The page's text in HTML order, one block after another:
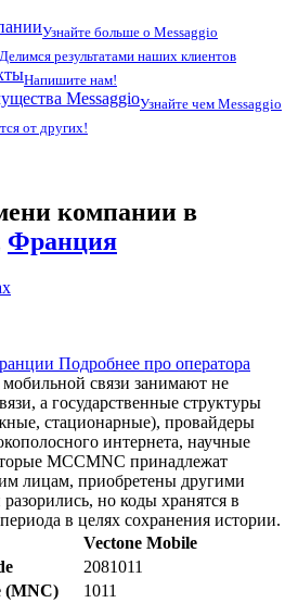
Узнайте больше о Messaggio
Делимся результатами наших клиентов
Напишите нам!
MessaggioУзнайте чем Messaggio
от других!
компании в
Франция
Подробнее про оператора
мобильной связи занимают не
а государственные структуры
стационарные), провайдеры
интернета, научные
MCCMNC принадлежат
лицам, приобретены другими
но коды хранятся в
в целях сохранения истории.
Vectone Mobile
2081011
(MNC)
1011